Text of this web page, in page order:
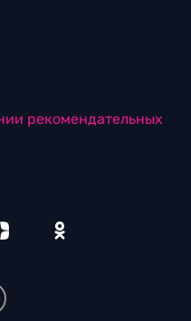
рекомендательных